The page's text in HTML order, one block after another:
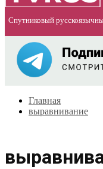
Спутниковый
Главная
выравнивание